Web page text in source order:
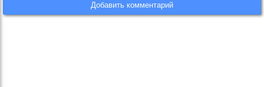
Добавить комментарий